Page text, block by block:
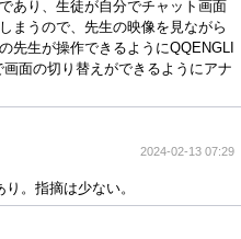
あり、生徒が自分でチャット画面
まうので、先生の映像を見ながら
先生が操作できるようにQQENGLI
面の切り替えができるようにアナ
2024-02-13 07:29
。指摘は少ない。